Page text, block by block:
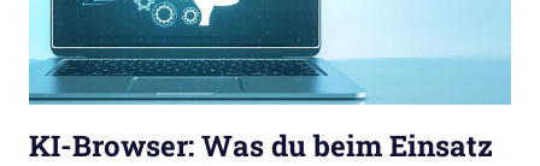
KI-Browser: Was du beim Einsatz